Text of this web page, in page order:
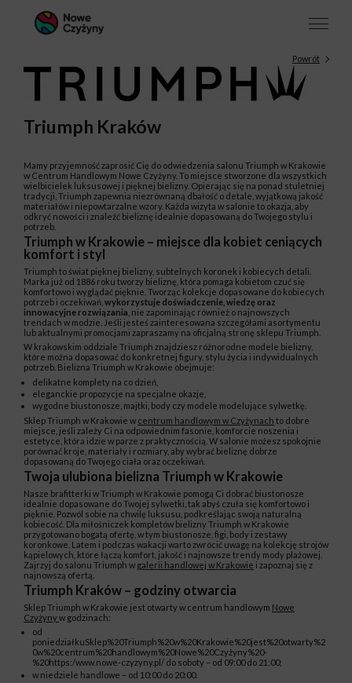
Powrót
Triumph Kraków
Mamy przyjemność zaprosić Cię do odwiedzenia salonu Triumph w Krakowie
w Centrum Handlowym Nowe Czyżyny. To miejsce stworzone dla wszystkich
wielbicielek luksusowej i pięknej bielizny. Opierając się na ponad stuletniej
tradycji, Triumph zapewnia niezrównaną dbałość o detale, wyjątkową jakość
materiałów i niepowtarzalne wzory. Każda wizyta w salonie to okazja, aby
odkryć nowości i znaleźć bieliznę idealnie dopasowaną do Twojego stylu i
potrzeb.
Triumph w Krakowie – miejsce dla kobiet ceniących
komfort i styl
Triumph to świat pięknej bielizny, subtelnych koronek i kobiecych detali.
Marka już od 1886 roku tworzy bieliznę, która pomaga kobietom czuć się
komfortowo i wyglądać pięknie. Tworząc kolekcje dopasowane do kobiecych
potrzeb i oczekiwań, wykorzystuje doświadczenie, wiedzę oraz
innowacyjne rozwiązania , nie zapominając również o najnowszych
trendach w modzie. Jeśli jesteś zainteresowana szczegółami asortymentu
lub aktualnymi promocjami zapraszamy na oficjalną stronę sklepu Triumph.
W krakowskim oddziale Triumph znajdziesz różnorodne modele bielizny,
które można dopasować do konkretnej figury, stylu życia i indywidualnych
potrzeb. Bielizna Triumph w Krakowie obejmuje:
delikatne komplety na co dzień,
eleganckie propozycje na specjalne okazje,
wygodne biustonosze, majtki, body czy modele modelujące sylwetkę.
Sklep Triumph w Krakowie w centrum handlowym w Czyżynach to dobre
miejsce, jeśli zależy Ci na odpowiednim fasonie, komforcie noszenia i
estetyce, która idzie w parze z praktycznością. W salonie możesz spokojnie
porównać kroje, materiały i rozmiary, aby wybrać bieliznę dobrze
dopasowaną do Twojego ciała oraz oczekiwań.
Twoja ulubiona bielizna Triumph w Krakowie
Nasze brafitterki w Triumph w Krakowie pomogą Ci dobrać biustonosze
idealnie dopasowane do Twojej sylwetki, tak abyś czuła się komfortowo i
pięknie. Pozwól sobie na chwilę luksusu, podkreślając swoją naturalną
kobiecość. Dla miłośniczek kompletów bielizny Triumph w Krakowie
przygotowano bogatą ofertę, w tym biustonosze, figi, body i zestawy
koronkowe. Latem i podczas wakacji warto zwrócić uwagę na kolekcję strojów
kąpielowych, które łączą komfort, jakość i najnowsze trendy mody plażowej.
Zajrzyj do salonu Triumph w galerii handlowej w Krakowie i zapoznaj się z
najnowszą ofertą.
Triumph Kraków – godziny otwarcia
Sklep Triumph w Krakowie jest otwarty w centrum handlowym Nowe
Czyżynyw godzinach:
od
poniedziałkuSklep%20Triumph%20w%20Krakowie%20jest%20otwarty%2
0w%20centrum%20handlowym%20Nowe%20Czyżyny%20-
%20https:/www.nowe-czyzyny.pl/ do soboty – od 09:00 do 21:00;
w niedziele handlowe – od 10:00 do 20:00.